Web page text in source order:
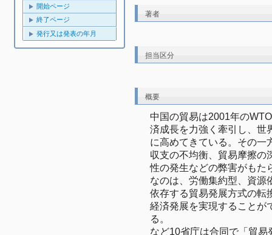
開始ページ
終了ページ
発行又は発表の年月
著者
担当区分
概要
中国の貿易は2001年の
済成長を力強く牽引し、世
に高めてきている。その一
収支の不均衡、貿易摩擦の
性の発生などの弊害がもた
なのは、労働集約型、資源
依存する貿易発展方式の転
経済発展を実現することが
る。　　　　　　　　　　
など10省庁は合同で「貿